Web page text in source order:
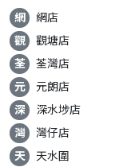
網 網店
觀
觀塘店
荃
荃灣店
元
元朗店
深
深水埗店
灣
灣仔店
天
天水圍